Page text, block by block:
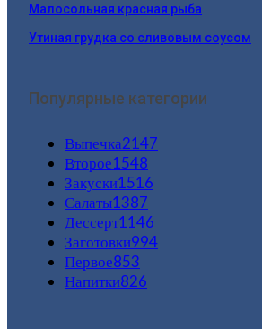
Малосольная красная рыба
Утиная грудка со сливовым соусом
Популярные категории
Выпечка2147
Второе1548
Закуски1516
Салаты1387
Дессерт1146
Заготовки994
Первое853
Напитки826